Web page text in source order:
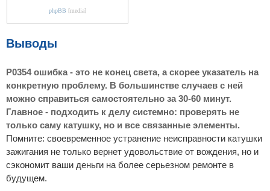
phpBB [media]
Выводы
P0354 ошибка - это не конец света, а скорее указатель на
конкретную проблему. В большинстве случаев с ней
можно справиться самостоятельно за 30-60 минут.
Главное - подходить к делу системно: проверять не
только саму катушку, но и все связанные элементы.
Помните: своевременное устранение неисправности катушки
зажигания не только вернет удовольствие от вождения, но и
сэкономит ваши деньги на более серьезном ремонте в
будущем.